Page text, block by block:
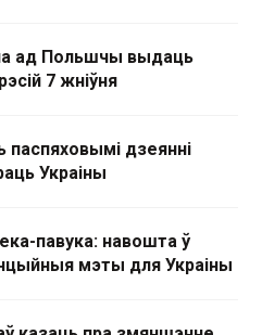
ад Польшчы выдаць
7 жніўня
паспяховымі дзеянні
Украіны
павука: навошта ў
мэты для Украіны